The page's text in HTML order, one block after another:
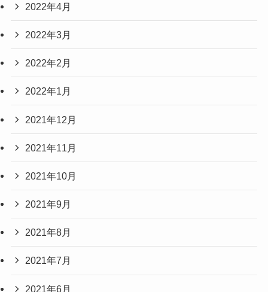
2022年4月
2022年3月
2022年2月
2022年1月
2021年12月
2021年11月
2021年10月
2021年9月
2021年8月
2021年7月
2021年6月